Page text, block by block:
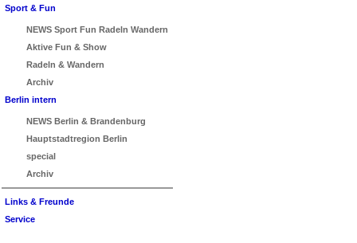
Sport & Fun
NEWS Sport Fun Radeln Wandern
Aktive Fun & Show
Radeln & Wandern
Archiv
Berlin intern
NEWS Berlin & Brandenburg
Hauptstadtregion Berlin
special
Archiv
Links & Freunde
Service